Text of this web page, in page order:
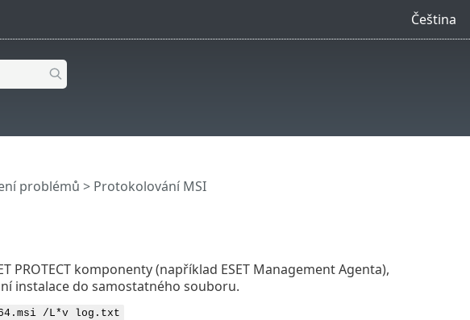
Čeština
problémů > Protokolování MSI
PROTECT komponenty (například ESET Management Agenta),
instalace do samostatného souboru.
/L*v log.txt